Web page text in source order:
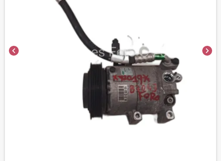
chevron_left chevron_right